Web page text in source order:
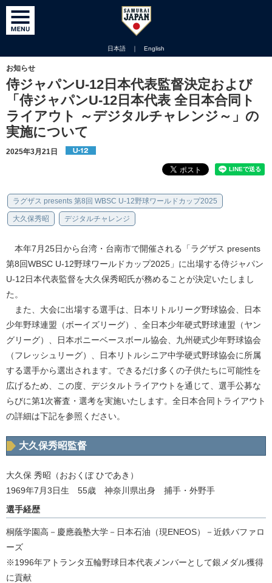
日本語 ｜ English
お知らせ
侍ジャパンU-12日本代表監督決定および
「侍ジャパンU-12日本代表 全日本合同ト
ライアウト ～デジタルチャレンジ～」の
実施について
2025年3月21日
ラグザス presents 第8回 WBSC U-12野球ワールドカップ2025
大久保秀昭 デジタルチャレンジ
本年7月25日から台湾・台南市で開催される「ラグザス presents
第8回WBSC U-12野球ワールドカップ2025」に出場する侍ジャパン
U-12日本代表監督を大久保秀昭氏が務めることが決定いたしまし
た。
また、大会に出場する選手は、日本リトルリーグ野球協会、日本
少年野球連盟（ボーイズリーグ）、全日本少年硬式野球連盟（ヤン
グリーグ）、日本ポニーベースボール協会、九州硬式少年野球協会
（フレッシュリーグ）、日本リトルシニア中学硬式野球協会に所属
する選手から選出されます。できるだけ多くの子供たちに可能性を
広げるため、この度、デジタルトライアウトを通じて、選手公募な
らびに第1次審査・選考を実施いたします。全日本合同トライアウト
の詳細は下記を参照ください。
大久保秀昭監督
大久保 秀昭（おおくぼ ひであき）
1969年7月3日生 55歳 神奈川県出身 捕手・外野手
選手経歴
桐蔭学園高－慶應義塾大学－日本石油（現ENEOS）－近鉄バファロ
ーズ
※1996年アトランタ五輪野球日本代表メンバーとして銀メダル獲得
に貢献